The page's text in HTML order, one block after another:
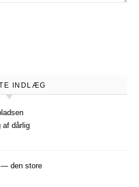
INDLÆG
af dårlig
— den store